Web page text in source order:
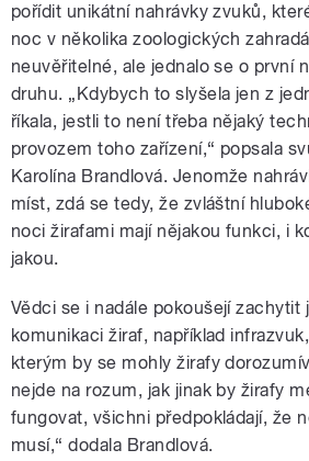
pořídit unikátní nahrávky zvuků,
noc v několika zoologických
neuvěřitelné, ale jednalo se o první
druhu. „Kdybych to slyšela jen z
říkala, jestli to není třeba nějaký
provozem toho zařízení,“ popsala
Karolína Brandlová. Jenomže
míst, zdá se tedy, že zvláštní
noci žirafami mají nějakou funkci, i
jakou.
Vědci se i nadále pokoušejí zachytit
komunikaci žiraf, například
kterým by se mohly žirafy
nejde na rozum, jak jinak by žirafy
fungovat, všichni předpokládají, že
musí,“ dodala Brandlová.